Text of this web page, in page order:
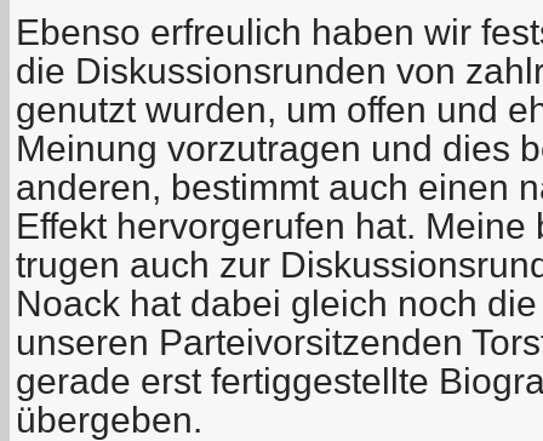
Ebenso erfreulich haben wir
die Diskussionsrunden von
genutzt wurden, um offen und
Meinung vorzutragen und dies
anderen, bestimmt auch einen
Effekt hervorgerufen hat.
trugen auch zur
Noack hat dabei gleich noch
unseren Parteivorsitzenden
gerade erst fertiggestellte
übergeben.